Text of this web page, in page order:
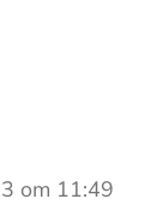
om 11:49